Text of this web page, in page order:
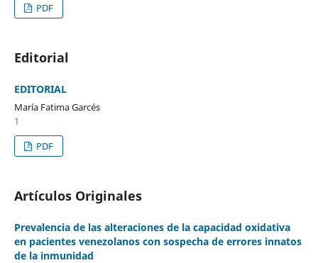
PDF
Editorial
EDITORIAL
María Fatima Garcés
1
PDF
Artículos Originales
Prevalencia de las alteraciones de la capacidad oxidativa
en pacientes venezolanos con sospecha de errores innatos
de la inmunidad